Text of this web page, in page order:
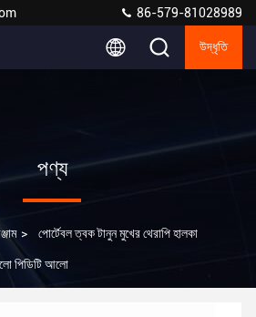
86-579-81028989
উদ্ধৃতি
পণ্য
> পোর্টেবল ত্বক টানুন মুখের থেরাপি হালকা
পিডিটি আলো